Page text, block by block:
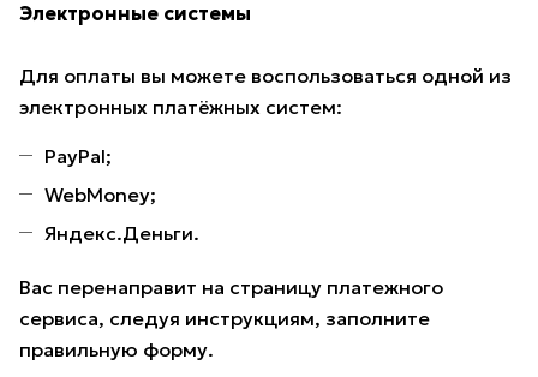
Электронные системы
Для оплаты вы можете воспользоваться одной из
электронных платёжных систем:
PayPal;
WebMoney;
Яндекс.Деньги.
Вас перенаправит на страницу платежного
сервиса, следуя инструкциям, заполните
правильную форму.